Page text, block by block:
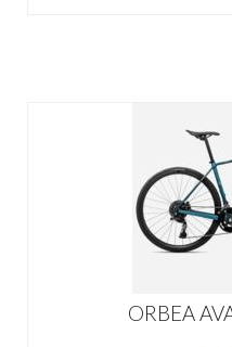
ORBEA